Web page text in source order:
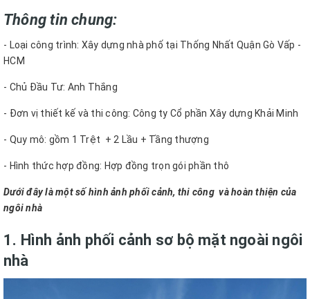
Thông tin chung:
- Loại công trình: Xây dựng nhà phố tại Thống Nhất Quận Gò Vấp -
HCM
- Chủ Đầu Tư: Anh Thắng
- Đơn vị thiết kế và thi công: Công ty Cổ phần Xây dựng Khải Minh
- Quy mô: gồm 1 Trệt + 2 Lầu + Tầng thượng
- Hình thức hợp đồng: Hợp đồng trọn gói phần thô
Dưới đây là một số hình ảnh phối cảnh, thi công và hoàn thiện của
ngôi nhà
1. Hình ảnh phối cảnh sơ bộ mặt ngoài ngôi
nhà